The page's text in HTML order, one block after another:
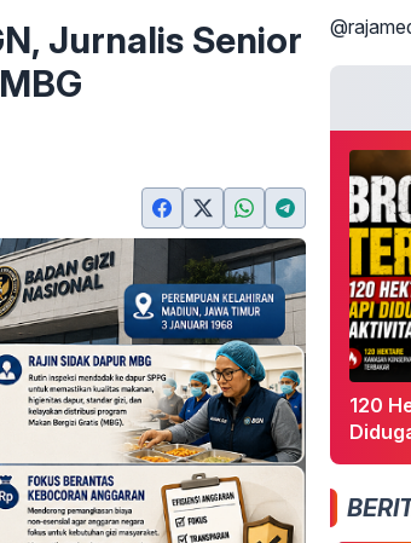
Jurnalis Senior
120